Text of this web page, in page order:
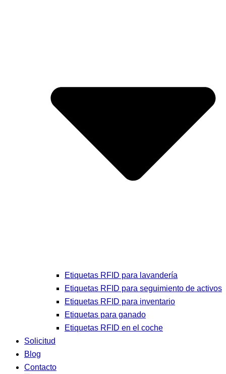
Etiquetas RFID para lavandería
Etiquetas RFID para seguimiento de activos
Etiquetas RFID para inventario
Etiquetas para ganado
Etiquetas RFID en el coche
Solicitud
Blog
Contacto